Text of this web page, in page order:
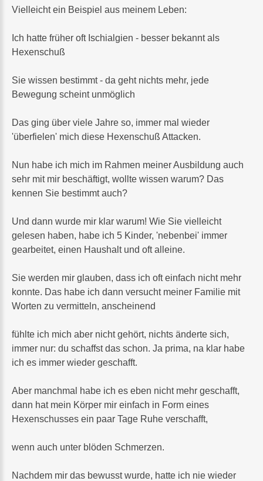
Vielleicht ein Beispiel aus meinem Leben:
Ich hatte früher oft Ischialgien - besser bekannt als
Hexenschuß
Sie wissen bestimmt - da geht nichts mehr, jede
Bewegung scheint unmöglich
Das ging über viele Jahre so, immer mal wieder
'überfielen' mich diese Hexenschuß Attacken.
Nun habe ich mich im Rahmen meiner Ausbildung auch
sehr mit mir beschäftigt, wollte wissen warum? Das
kennen Sie bestimmt auch?
Und dann wurde mir klar warum! Wie Sie vielleicht
gelesen haben, habe ich 5 Kinder, 'nebenbei' immer
gearbeitet, einen Haushalt und oft alleine.
Sie werden mir glauben, dass ich oft einfach nicht mehr
konnte. Das habe ich dann versucht meiner Familie mit
Worten zu vermitteln, anscheinend
fühlte ich mich aber nicht gehört, nichts änderte sich,
immer nur: du schaffst das schon. Ja prima, na klar habe
ich es immer wieder geschafft.
Aber manchmal habe ich es eben nicht mehr geschafft,
dann hat mein Körper mir einfach in Form eines
Hexenschusses ein paar Tage Ruhe verschafft,
wenn auch unter blöden Schmerzen.
Nachdem mir das bewusst wurde, hatte ich nie wieder